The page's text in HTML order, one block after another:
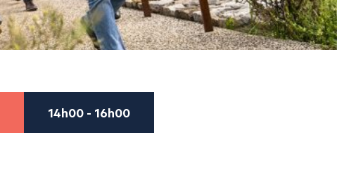
14h00 - 16h00